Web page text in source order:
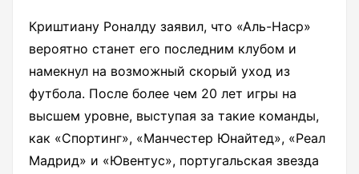
Криштиану Роналду заявил, что «Аль-Наср»
вероятно станет его последним клубом и
намекнул на возможный скорый уход из
футбола. После более чем 20 лет игры на
высшем уровне, выступая за такие команды,
как «Спортинг», «Манчестер Юнайтед», «Реал
Мадрид» и «Ювентус», португальская звезда